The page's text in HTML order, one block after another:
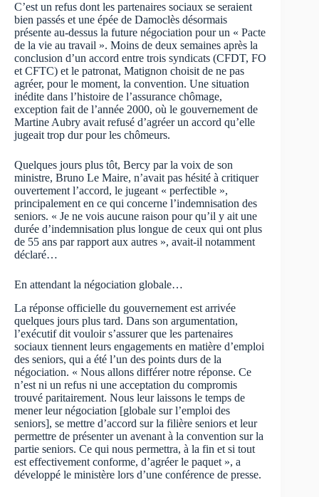
C’est un refus dont les partenaires sociaux se seraient
bien passés et une épée de Damoclès désormais
présente au-dessus la future négociation pour un « Pacte
de la vie au travail ». Moins de deux semaines après la
conclusion d’un accord entre trois syndicats (CFDT, FO
et CFTC) et le patronat, Matignon choisit de ne pas
agréer, pour le moment, la convention. Une situation
inédite dans l’histoire de l’assurance chômage,
exception fait de l’année 2000, où le gouvernement de
Martine Aubry avait refusé d’agréer un accord qu’elle
jugeait trop dur pour les chômeurs.
Quelques jours plus tôt, Bercy par la voix de son
ministre, Bruno Le Maire, n’avait pas hésité à critiquer
ouvertement l’accord, le jugeant « perfectible »,
principalement en ce qui concerne l’indemnisation des
seniors. « Je ne vois aucune raison pour qu’il y ait une
durée d’indemnisation plus longue de ceux qui ont plus
de 55 ans par rapport aux autres », avait-il notamment
déclaré…
En attendant la négociation globale…
La réponse officielle du gouvernement est arrivée
quelques jours plus tard. Dans son argumentation,
l’exécutif dit vouloir s’assurer que les partenaires
sociaux tiennent leurs engagements en matière d’emploi
des seniors, qui a été l’un des points durs de la
négociation. « Nous allons différer notre réponse. Ce
n’est ni un refus ni une acceptation du compromis
trouvé paritairement. Nous leur laissons le temps de
mener leur négociation [globale sur l’emploi des
seniors], se mettre d’accord sur la filière seniors et leur
permettre de présenter un avenant à la convention sur la
partie seniors. Ce qui nous permettra, à la fin et si tout
est effectivement conforme, d’agréer le paquet », a
développé le ministère lors d’une conférence de presse.